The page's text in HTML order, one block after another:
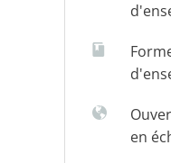
en